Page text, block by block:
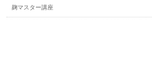
麹マスター講座